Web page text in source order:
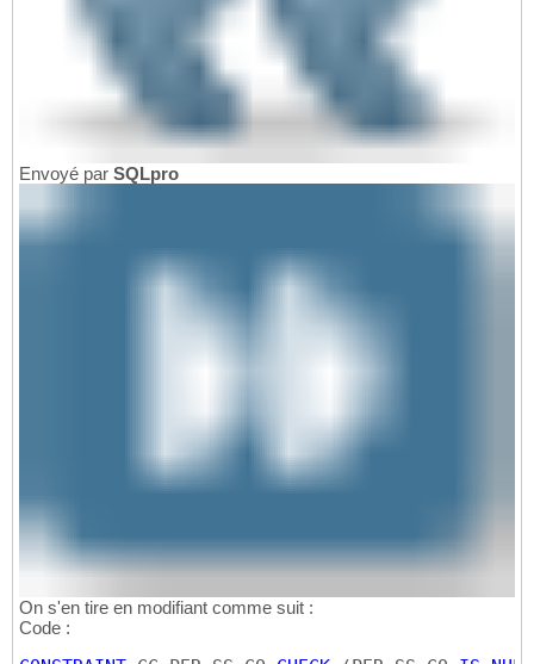
Envoyé par SQLpro
On s'en tire en modifiant comme suit :
Code :